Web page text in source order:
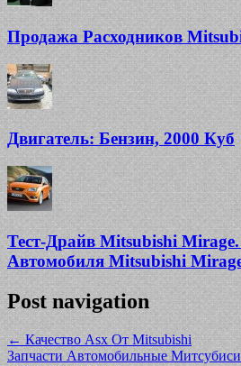
Продажа Расходников
Двигатель: Бензин, 2000 Куб
Тест-Драйв Mitsubishi
Автомобиля Mitsubishi
Post navigation
← Качество Asx От Mitsubishi
Запчасти Автомобильные